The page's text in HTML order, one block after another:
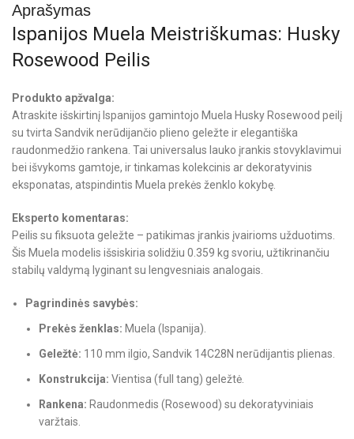
Aprašymas
Ispanijos Muela Meistriškumas: Husky
Rosewood Peilis
Produkto apžvalga:
Atraskite išskirtinį Ispanijos gamintojo Muela Husky Rosewood peilį
su tvirta Sandvik nerūdijančio plieno geležte ir elegantiška
raudonmedžio rankena. Tai universalus lauko įrankis stovyklavimui
bei išvykoms gamtoje, ir tinkamas kolekcinis ar dekoratyvinis
eksponatas, atspindintis Muela prekės ženklo kokybę.
Eksperto komentaras:
Peilis su fiksuota geležte – patikimas įrankis įvairioms užduotims.
Šis Muela modelis išsiskiria solidžiu 0.359 kg svoriu, užtikrinančiu
stabilų valdymą lyginant su lengvesniais analogais.
Pagrindinės savybės:
Prekės ženklas: Muela (Ispanija).
Geležtė: 110 mm ilgio, Sandvik 14C28N nerūdijantis plienas.
Konstrukcija: Vientisa (full tang) geležtė.
Rankena: Raudonmedis (Rosewood) su dekoratyviniais
varžtais.